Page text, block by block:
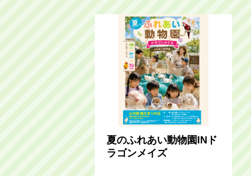
夏のふれあい動物園INド
ラゴンメイズ